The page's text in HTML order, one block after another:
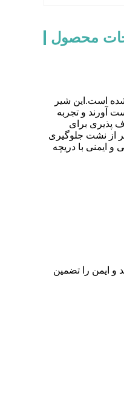
محصول
است.این شیر
آورند و تجربه
پذیری برای
از نشت جلوگیری
ایمنی با دریچه
و ایمن را تضمین